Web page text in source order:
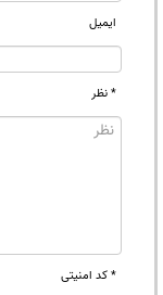
ایمیل
* نظر
* کد امنیتی